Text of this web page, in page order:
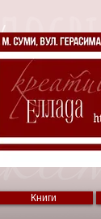
Книги